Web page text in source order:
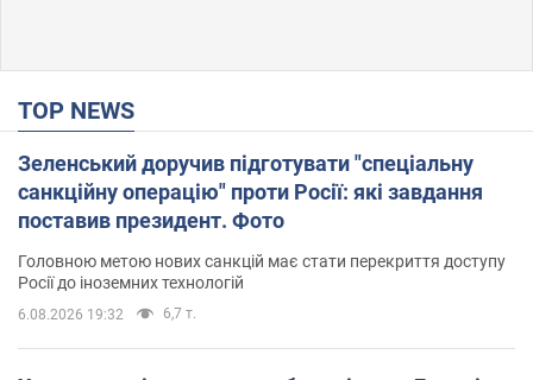
TOP NEWS
Зеленський доручив підготувати "спеціальну
санкційну операцію" проти Росії: які завдання
поставив президент. Фото
Головною метою нових санкцій має стати перекриття доступу
Росії до іноземних технологій
6.08.2026 19:32 6,7 т.